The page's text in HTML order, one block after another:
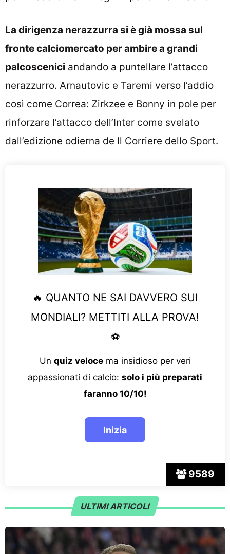
La dirigenza nerazzurra si è già mossa sul
fronte calciomercato per ambire a grandi
palcoscenici andando a puntellare l’attacco
nerazzurro. Arnautovic e Taremi verso l’addio
così come Correa: Zirkzee e Bonny in pole per
rinforzare l’attacco dell’Inter come svelato
dall’edizione odierna de Il Corriere dello Sport.
9589
🔥 QUANTO NE SAI DAVVERO SUI
MONDIALI? METTITI ALLA PROVA!
⚽
Un quiz velocema insidioso per veri
appassionati di calcio: solo i più preparati
faranno 10/10!
ULTIMI ARTICOLI